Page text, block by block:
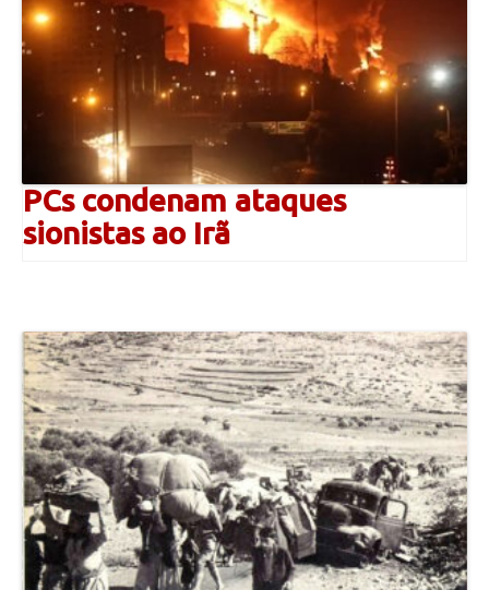
PCs condenam ataques
sionistas ao Irã